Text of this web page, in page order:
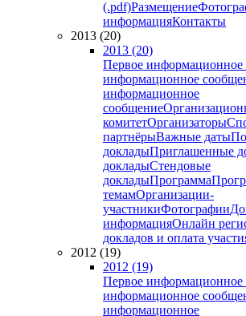
(.pdf)Размещение
информацияКонтакты
2013 (20)
2013 (20)
Первое информационное
информационное
информационное
сообщение
комитетОрганизаторы
партнёрыВажные даты
докладыПриглашенные
докладыСтендовые
докладыПрограмма
темамОрганизации-
участникиФотографии
информацияОнлайн
докладов и оплата
2012 (19)
2012 (19)
Первое информационное
информационное
информационное